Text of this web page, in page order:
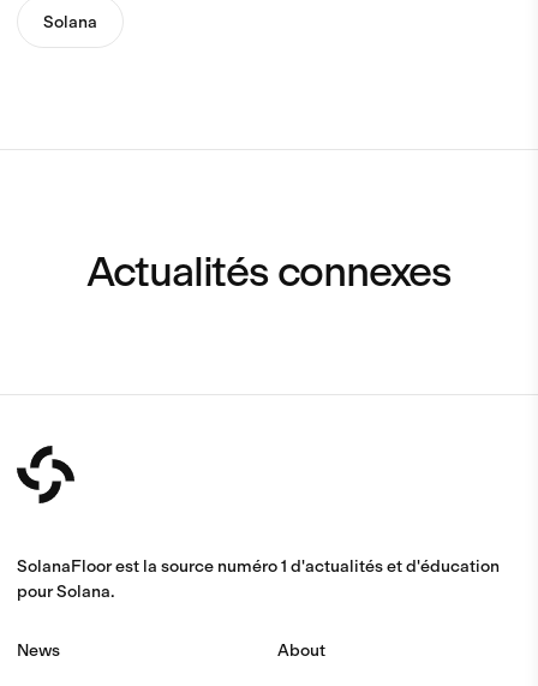
Solana
Actualités connexes
SolanaFloor est la source numéro 1 d'actualités et d'éducation
pour Solana.
News About